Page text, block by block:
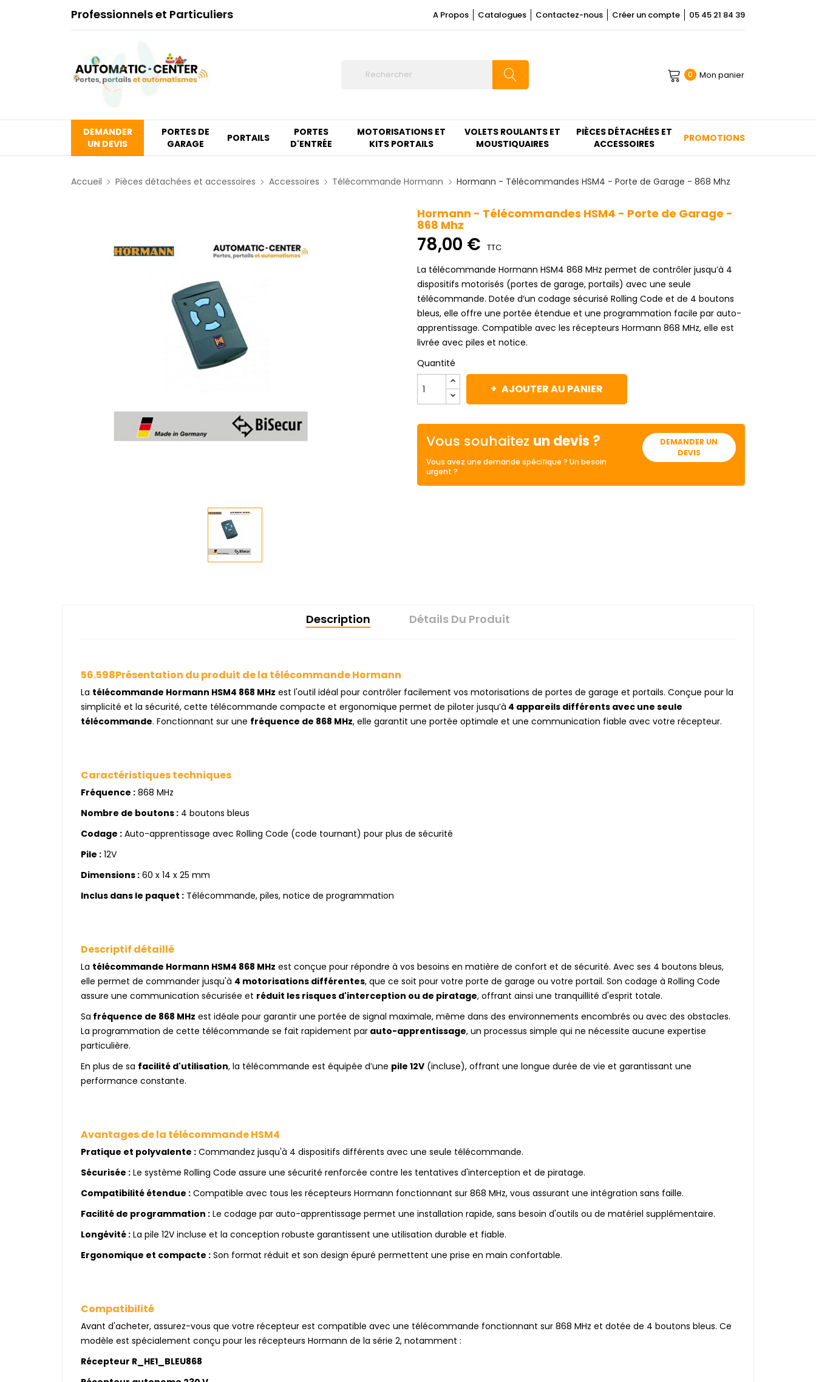
Professionnels et Particuliers A Propos Catalogues Contactez-nous Créer un compte 05 45 21 84 39
0 Mon panier
DEMANDER
UN DEVIS
PORTES DE
GARAGE
PORTAILS
PORTES
D'ENTRÉE
MOTORISATIONS ET
KITS PORTAILS
VOLETS ROULANTS ET
MOUSTIQUAIRES
PIÈCES DÉTACHÉES ET
ACCESSOIRES
PROMOTIONS
Accueil Pièces détachées et accessoires Accessoires Télécommande Hormann Hormann - Télécommandes HSM4 - Porte de Garage - 868 Mhz
Hormann - Télécommandes HSM4 - Porte de Garage -
868 Mhz
78,00 € TTC
La télécommande Hormann HSM4 868 MHz permet de contrôler jusqu’à 4
dispositifs motorisés (portes de garage, portails) avec une seule
télécommande. Dotée d’un codage sécurisé Rolling Code et de 4 boutons
bleus, elle offre une portée étendue et une programmation facile par auto-
apprentissage. Compatible avec les récepteurs Hormann 868 MHz, elle est
livrée avec piles et notice.
Quantité
AJOUTER AU PANIER
Vous souhaitez un devis ?
Vous avez une demande spécifique ? Un besoin
urgent ?
DEMANDER UN
DEVIS
Description Détails Du Produit
56.598Présentation du produit de la télécommande Hormann
La télécommande Hormann HSM4 868 MHz est l'outil idéal pour contrôler facilement vos motorisations de portes de garage et portails. Conçue pour la
simplicité et la sécurité, cette télécommande compacte et ergonomique permet de piloter jusqu’à 4 appareils différents avec une seule
télécommande. Fonctionnant sur une fréquence de 868 MHz, elle garantit une portée optimale et une communication fiable avec votre récepteur.
Caractéristiques techniques
Fréquence : 868 MHz
Nombre de boutons : 4 boutons bleus
Codage : Auto-apprentissage avec Rolling Code (code tournant) pour plus de sécurité
Pile : 12V
Dimensions : 60 x 14 x 25 mm
Inclus dans le paquet : Télécommande, piles, notice de programmation
Descriptif détaillé
La télécommande Hormann HSM4 868 MHz est conçue pour répondre à vos besoins en matière de confort et de sécurité. Avec ses 4 boutons bleus,
elle permet de commander jusqu'à 4 motorisations différentes, que ce soit pour votre porte de garage ou votre portail. Son codage à Rolling Code
assure une communication sécurisée et réduit les risques d'interception ou de piratage, offrant ainsi une tranquillité d'esprit totale.
Sa fréquence de 868 MHz est idéale pour garantir une portée de signal maximale, même dans des environnements encombrés ou avec des obstacles.
La programmation de cette télécommande se fait rapidement par auto-apprentissage, un processus simple qui ne nécessite aucune expertise
particulière.
En plus de sa facilité d'utilisation, la télécommande est équipée d’une pile 12V (incluse), offrant une longue durée de vie et garantissant une
performance constante.
Avantages de la télécommande HSM4
Pratique et polyvalente : Commandez jusqu'à 4 dispositifs différents avec une seule télécommande.
Sécurisée : Le système Rolling Code assure une sécurité renforcée contre les tentatives d'interception et de piratage.
Compatibilité étendue : Compatible avec tous les récepteurs Hormann fonctionnant sur 868 MHz, vous assurant une intégration sans faille.
Facilité de programmation : Le codage par auto-apprentissage permet une installation rapide, sans besoin d'outils ou de matériel supplémentaire.
Longévité : La pile 12V incluse et la conception robuste garantissent une utilisation durable et fiable.
Ergonomique et compacte : Son format réduit et son design épuré permettent une prise en main confortable.
Compatibilité
Avant d'acheter, assurez-vous que votre récepteur est compatible avec une télécommande fonctionnant sur 868 MHz et dotée de 4 boutons bleus. Ce
modèle est spécialement conçu pour les récepteurs Hormann de la série 2, notamment :
Récepteur R_HE1_BLEU868